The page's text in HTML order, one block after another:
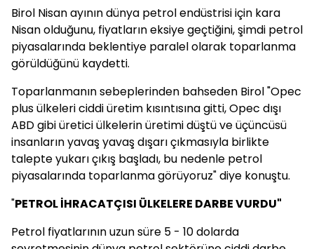
Birol Nisan ayının dünya petrol endüstrisi için kara
Nisan olduğunu, fiyatların eksiye geçtiğini, şimdi petrol
piyasalarında beklentiye paralel olarak toparlanma
görüldüğünü kaydetti.
Toparlanmanın sebeplerinden bahseden Birol "Opec
plus ülkeleri ciddi üretim kısıntısına gitti, Opec dışı
ABD gibi üretici ülkelerin üretimi düştü ve üçüncüsü
insanların yavaş yavaş dışarı çıkmasıyla birlikte
talepte yukarı çıkış başladı, bu nedenle petrol
piyasalarında toparlanma görüyoruz" diye konuştu.
"PETROL İHRACATÇISI ÜLKELERE DARBE VURDU"
Petrol fiyatlarının uzun süre 5 - 10 dolarda